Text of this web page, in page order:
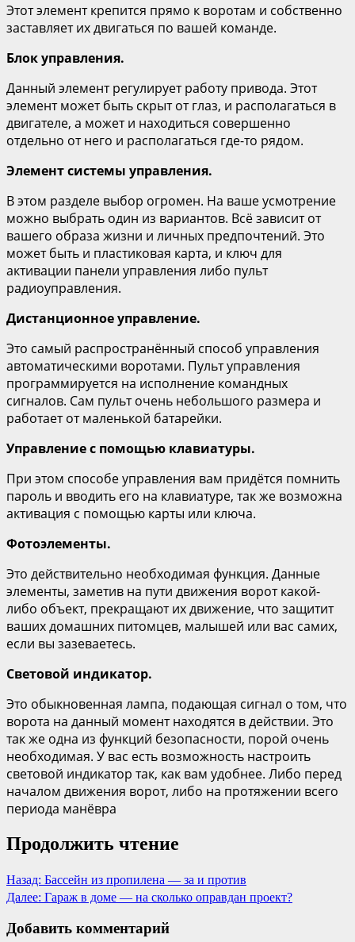
Этот элемент крепится прямо к воротам и собственно
заставляет их двигаться по вашей команде.
Блок управления.
Данный элемент регулирует работу привода. Этот
элемент может быть скрыт от глаз, и располагаться в
двигателе, а может и находиться совершенно
отдельно от него и располагаться где-то рядом.
Элемент системы управления.
В этом разделе выбор огромен. На ваше усмотрение
можно выбрать один из вариантов. Всё зависит от
вашего образа жизни и личных предпочтений. Это
может быть и пластиковая карта, и ключ для
активации панели управления либо пульт
радиоуправления.
Дистанционное управление.
Это самый распространённый способ управления
автоматическими воротами. Пульт управления
программируется на исполнение командных
сигналов. Сам пульт очень небольшого размера и
работает от маленькой батарейки.
Управление с помощью клавиатуры.
При этом способе управления вам придётся помнить
пароль и вводить его на клавиатуре, так же возможна
активация с помощью карты или ключа.
Фотоэлементы.
Это действительно необходимая функция. Данные
элементы, заметив на пути движения ворот какой-
либо объект, прекращают их движение, что защитит
ваших домашних питомцев, малышей или вас самих,
если вы зазеваетесь.
Световой индикатор.
Это обыкновенная лампа, подающая сигнал о том, что
ворота на данный момент находятся в действии. Это
так же одна из функций безопасности, порой очень
необходимая. У вас есть возможность настроить
световой индикатор так, как вам удобнее. Либо перед
началом движения ворот, либо на протяжении всего
периода манёвра
Продолжить чтение
Назад: Бассейн из пропилена — за и против
Далее: Гараж в доме — на сколько оправдан проект?
Добавить комментарий